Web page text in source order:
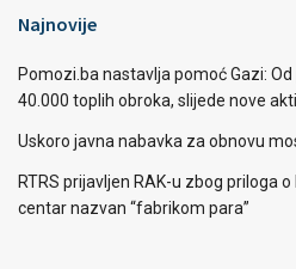
Najnovije
Pomozi.ba nastavlja pomoć Gazi:
40.000 toplih obroka, slijede nove
Uskoro javna nabavka za obnovu
RTRS prijavljen RAK-u zbog priloga
centar nazvan “fabrikom para”